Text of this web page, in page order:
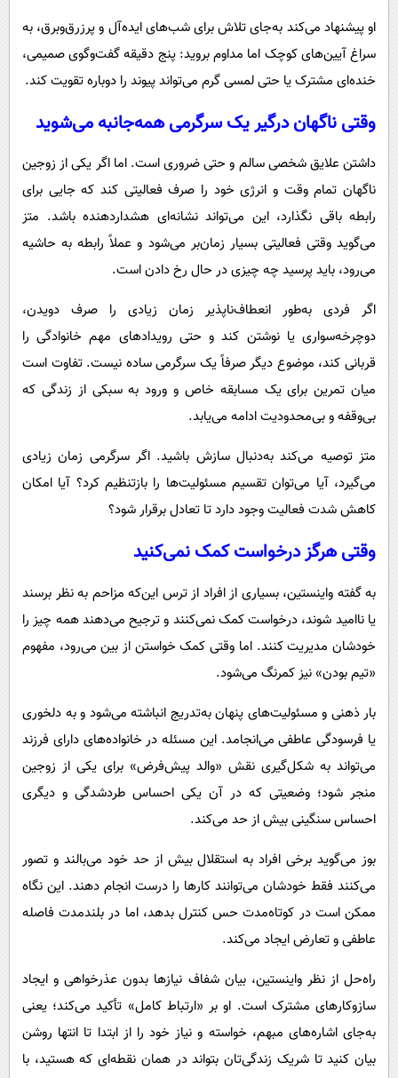
او پیشنهاد می‌کند به‌جای تلاش برای شب‌های ایده‌آل و پرزرق‌وبرق، به
سراغ آیین‌های کوچک اما مداوم بروید: پنج دقیقه گفت‌وگوی صمیمی،
خنده‌ای مشترک یا حتی لمسی گرم می‌تواند پیوند را دوباره تقویت کند.
وقتی ناگهان درگیر یک سرگرمی همه‌جانبه می‌شوید
داشتن علایق شخصی سالم و حتی ضروری است. اما اگر یکی از زوجین
ناگهان تمام وقت و انرژی خود را صرف فعالیتی کند که جایی برای
رابطه باقی نگذارد، این می‌تواند نشانه‌ای هشداردهنده باشد. متز
می‌گوید وقتی فعالیتی بسیار زمان‌بر می‌شود و عملاً رابطه به حاشیه
می‌رود، باید پرسید چه چیزی در حال رخ دادن است.
اگر فردی به‌طور انعطاف‌ناپذیر زمان زیادی را صرف دویدن،
دوچرخه‌سواری یا نوشتن کند و حتی رویدادهای مهم خانوادگی را
قربانی کند، موضوع دیگر صرفاً یک سرگرمی ساده نیست. تفاوت است
میان تمرین برای یک مسابقه خاص و ورود به سبکی از زندگی که
بی‌وقفه و بی‌محدودیت ادامه می‌یابد.
متز توصیه می‌کند به‌دنبال سازش باشید. اگر سرگرمی زمان زیادی
می‌گیرد، آیا می‌توان تقسیم مسئولیت‌ها را بازتنظیم کرد؟ آیا امکان
کاهش شدت فعالیت وجود دارد تا تعادل برقرار شود؟
وقتی هرگز درخواست کمک نمی‌کنید
به گفته واینستین، بسیاری از افراد از ترس این‌که مزاحم به نظر برسند
یا ناامید شوند، درخواست کمک نمی‌کنند و ترجیح می‌دهند همه چیز را
خودشان مدیریت کنند. اما وقتی کمک خواستن از بین می‌رود، مفهوم
«تیم بودن» نیز کمرنگ می‌شود.
بار ذهنی و مسئولیت‌های پنهان به‌تدریج انباشته می‌شود و به دلخوری
یا فرسودگی عاطفی می‌انجامد. این مسئله در خانواده‌های دارای فرزند
می‌تواند به شکل‌گیری نقش «والد پیش‌فرض» برای یکی از زوجین
منجر شود؛ وضعیتی که در آن یکی احساس طردشدگی و دیگری
احساس سنگینی بیش از حد می‌کند.
بوز می‌گوید برخی افراد به استقلال بیش از حد خود می‌بالند و تصور
می‌کنند فقط خودشان می‌توانند کارها را درست انجام دهند. این نگاه
ممکن است در کوتاه‌مدت حس کنترل بدهد، اما در بلندمدت فاصله
عاطفی و تعارض ایجاد می‌کند.
راه‌حل از نظر واینستین، بیان شفاف نیازها بدون عذرخواهی و ایجاد
سازوکارهای مشترک است. او بر «ارتباط کامل» تأکید می‌کند؛ یعنی
به‌جای اشاره‌های مبهم، خواسته و نیاز خود را از ابتدا تا انتها روشن
بیان کنید تا شریک زندگی‌تان بتواند در همان نقطه‌ای که هستید، با